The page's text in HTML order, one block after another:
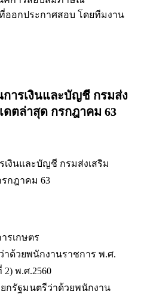
ออกประกาศสอบ โดยทีมงาน
ารเงินและบัญชี กรมส่ง
ดตล่าสุด กรกฎาคม 63
รเกษตร
าด้วยพนักงานราชการ พ.ศ.
พ.ศ.2560
กรัฐมนตรีว่าด้วยพนักงาน